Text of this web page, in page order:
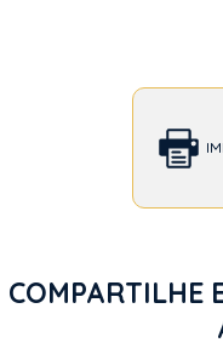
COMPARTILHE